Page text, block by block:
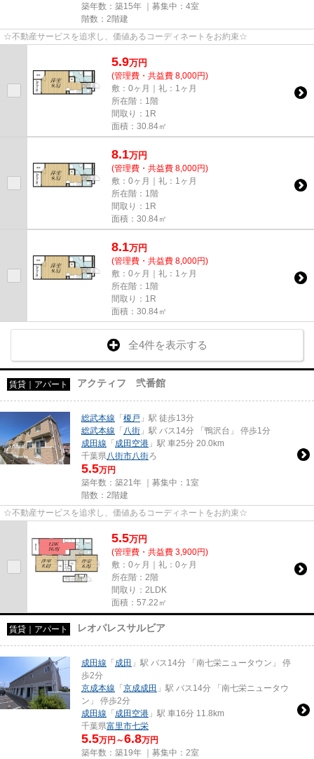
築年数：築15年 ｜募集中： 4室
階数：2階建
☆不動産サービスを追求し、価値あるコーディネートをお約束☆
5.9万円
(管理費・共益費 8,000円)
敷：0ヶ月｜礼：1ヶ月
所在階：1階
間取り：1R
面積：30.84㎡
8.1万円
(管理費・共益費 8,000円)
敷：0ヶ月｜礼：1ヶ月
所在階：1階
間取り：1R
面積：30.84㎡
8.1万円
(管理費・共益費 8,000円)
敷：0ヶ月｜礼：1ヶ月
所在階：1階
間取り：1R
面積：30.84㎡
全4件を表示する
賃貸｜アパート アクティフ 弐番館
総武本線 「榎戸 」駅 徒歩13分
総武本線 「 八街 」駅 バス14分 「鴨沢台」 停歩1分
成田線 「成田空港 」駅 車25分 20.0km
千葉県 八街市八街ろ
5.5万円
築年数：築21年 ｜募集中： 1室
階数：2階建
☆不動産サービスを追求し、価値あるコーディネートをお約束☆
5.5万円
(管理費・共益費 3,900円)
敷：0ヶ月｜礼：0ヶ月
所在階：2階
間取り：2LDK
面積：57.22㎡
賃貸｜アパート レオパレスサルビア
成田線 「成田 」駅 バス14分 「南七栄ニュータウン」 停
歩2分
京成本線 「京成成田 」駅 バス14分 「南七栄ニュータウ
ン」 停歩2分
成田線 「成田空港 」駅 車16分 11.8km
千葉県富里市七栄
5.5万円～6.8万円
築年数：築19年 ｜募集中： 2室